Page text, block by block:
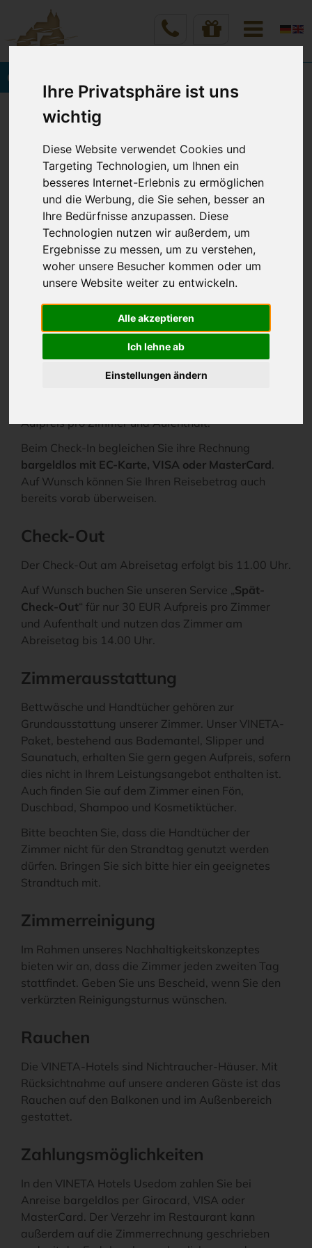
Ihre Privatsphäre ist uns
wichtig
Diese Website verwendet Cookies und
Targeting Technologien, um Ihnen ein
besseres Internet-Erlebnis zu ermöglichen
und die Werbung, die Sie sehen, besser an
Ihre Bedürfnisse anzupassen. Diese
Technologien nutzen wir außerdem, um
Ergebnisse zu messen, um zu verstehen,
woher unsere Besucher kommen oder um
unsere Website weiter zu entwickeln.
Alle akzeptieren
Ich lehne ab
Einstellungen ändern
Onlinebuchung
Vineta Hotels Usedom
Rund um Ihren Wohlfühlurlaub
WAS SIE VOR IHRER
ANREISE WISSEN SOLLTEN
Check-In
Die Zimmer stehen Ihnen ab 15.00 Uhr zur
Verfügung. Sollten Sie nach 18.00 Uhr anreisen,
informieren Sie uns bitte rechtzeitig. Wer sein
Aufpreis pro Zimmer und Aufenthalt.
Beim Check-In begleichen Sie ihre Rechnung
bargeldlos mit EC-Karte, VISA oder MasterCard.
Auf Wunsch können Sie Ihren Reisebetrag auch
bereits vorab überweisen.
Check-Out
Der Check-Out am Abreisetag erfolgt bis 11.00 Uhr.
Auf Wunsch buchen Sie unseren Service „Spät-
Check-Out“ für nur 30 EUR Aufpreis pro Zimmer
und Aufenthalt und nutzen das Zimmer am
Abreisetag bis 14.00 Uhr.
Zimmerausstattung
Bettwäsche und Handtücher gehören zur
Grundausstattung unserer Zimmer. Unser VINETA-
Paket, bestehend aus Bademantel, Slipper und
Saunatuch, erhalten Sie gern gegen Aufpreis, sofern
dies nicht in Ihrem Leistungsangebot enthalten ist.
Auch finden Sie auf dem Zimmer einen Fön,
Duschbad, Shampoo und Kosmetiktücher.
Bitte beachten Sie, dass die Handtücher der
Zimmer nicht für den Strandtag genutzt werden
dürfen. Bringen Sie sich bitte hier ein geeignetes
Strandtuch mit.
Zimmerreinigung
Im Rahmen unseres Nachhaltigkeitskonzeptes
bieten wir an, dass die Zimmer jeden zweiten Tag
stattfindet. Geben Sie uns Bescheid, wenn Sie den
verkürzten Reinigungsturnus wünschen.
Rauchen
Die VINETA-Hotels sind Nichtraucher-Häuser. Mit
Rücksichtnahme auf unsere anderen Gäste ist das
Rauchen auf den Balkonen und im Außenbereich
gestattet.
Zahlungsmöglichkeiten
In den VINETA Hotels Usedom zahlen Sie bei
Anreise bargeldlos per Girocard, VISA oder
MasterCard. Der Verzehr im Restaurant kann
außerdem auf die Zimmerrechnung geschrieben